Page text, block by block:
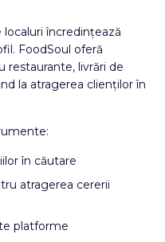
încredințează
FoodSoul oferă
restaurante, livrări de
la atragerea clienților în
în căutare
atragerea cererii
platforme